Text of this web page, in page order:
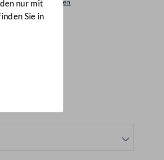
nur mit
Sie in
Beantwortungen
7334/AB